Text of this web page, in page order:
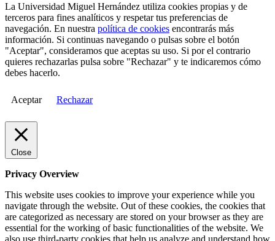
La Universidad Miguel Hernández utiliza cookies propias y de
terceros para fines analíticos y respetar tus preferencias de
navegación. En nuestra política de cookies encontrarás más
información. Si continuas navegando o pulsas sobre el botón
"Aceptar", consideramos que aceptas su uso. Si por el contrario
quieres rechazarlas pulsa sobre "Rechazar" y te indicaremos cómo
debes hacerlo.
Aceptar Rechazar
Close
Privacy Overview
This website uses cookies to improve your experience while you
navigate through the website. Out of these cookies, the cookies that
are categorized as necessary are stored on your browser as they are
essential for the working of basic functionalities of the website. We
also use third-party cookies that help us analyze and understand how